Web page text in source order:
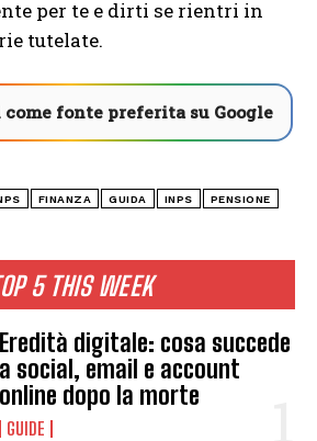
5 THIS WEEK
Eredità digitale: cosa succede
a social, email e account
online dopo la morte
GUIDE
per te e dirti se rientri in
tutelate.
fonte preferita su Google
FINANZA GUIDA INPS PENSIONE